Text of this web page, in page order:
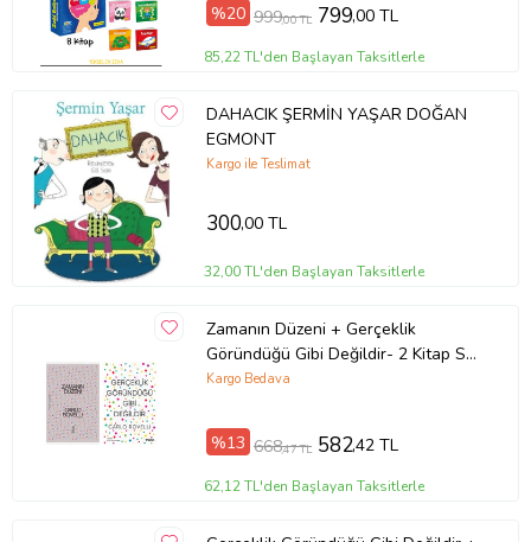
%20 999,00 TL 799,00 TL
85,22 TL'den Başlayan Taksitlerle
DAHACIK ŞERMİN YAŞAR DOĞAN
EGMONT
Kargo ile Teslimat
300,00 TL
32,00 TL'den Başlayan Taksitlerle
Zamanın Düzeni + Gerçeklik
Göründüğü Gibi Değildir- 2 Kitap Set
- Iş Bankası Özel Set Zamanın
Kargo Bedava
%13 668,47 TL 582,42 TL
62,12 TL'den Başlayan Taksitlerle